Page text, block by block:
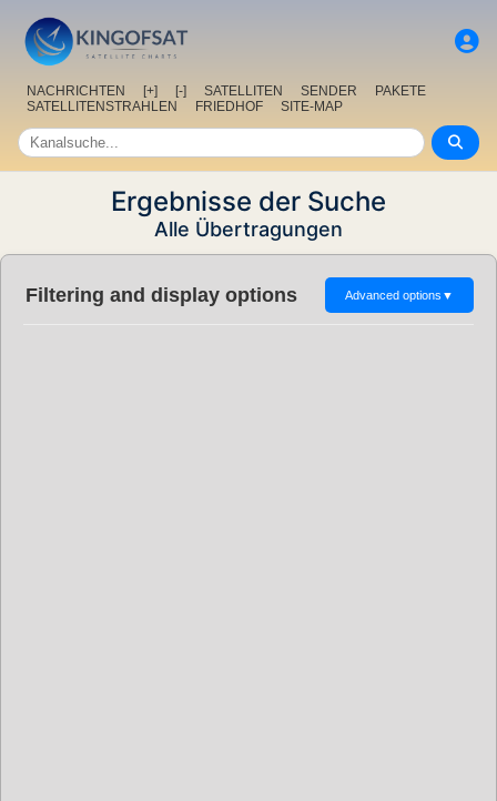
NACHRICHTEN [+] [-] SATELLITEN SENDER
PAKETE
SATELLITENSTRAHLEN
FRIEDHOF SITE-MAP
Ergebnisse der Suche
Alle Übertragungen
Filtering and display options Advanced options ▼